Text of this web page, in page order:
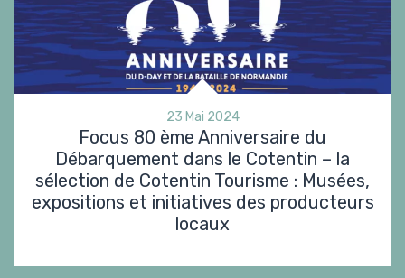
23 Mai 2024
Focus 80 ème Anniversaire du
Débarquement dans le Cotentin – la
sélection de Cotentin Tourisme : Musées,
expositions et initiatives des producteurs
locaux